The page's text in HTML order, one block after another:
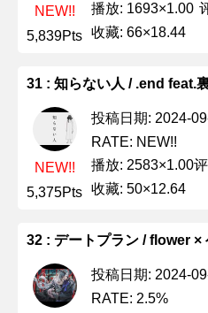
NEW!!
5,839Pts
播放: 1693×1.00
收藏: 66×18.44
31 : 知らない人 / .end feat.
NEW!!
5,375Pts
投稿日期: 2024-
RATE: NEW!!
播放: 2583×1.00
收藏: 50×12.64
32 : デートプラン / flower ×
投稿日期: 2024-
RATE: 2.5%